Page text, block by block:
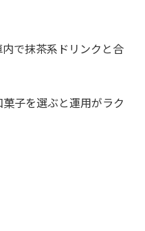
で抹茶系ドリンクと合
子を選ぶと運用がラク